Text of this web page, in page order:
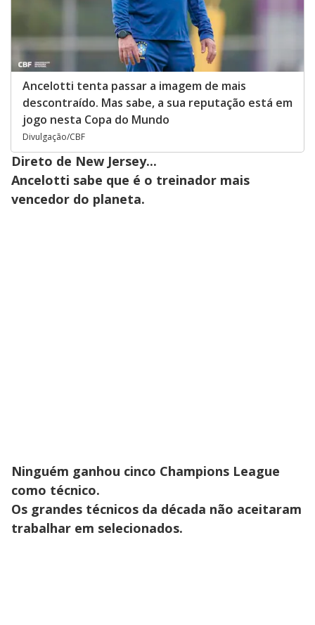
Ancelotti tenta passar a imagem de mais
descontraído. Mas sabe, a sua reputação está em
jogo nesta Copa do Mundo
Divulgação/CBF
Direto de New Jersey...
Ancelotti sabe que é o treinador mais
vencedor do planeta.
Ninguém ganhou cinco Champions League
como técnico.
Os grandes técnicos da década não aceitaram
trabalhar em selecionados.